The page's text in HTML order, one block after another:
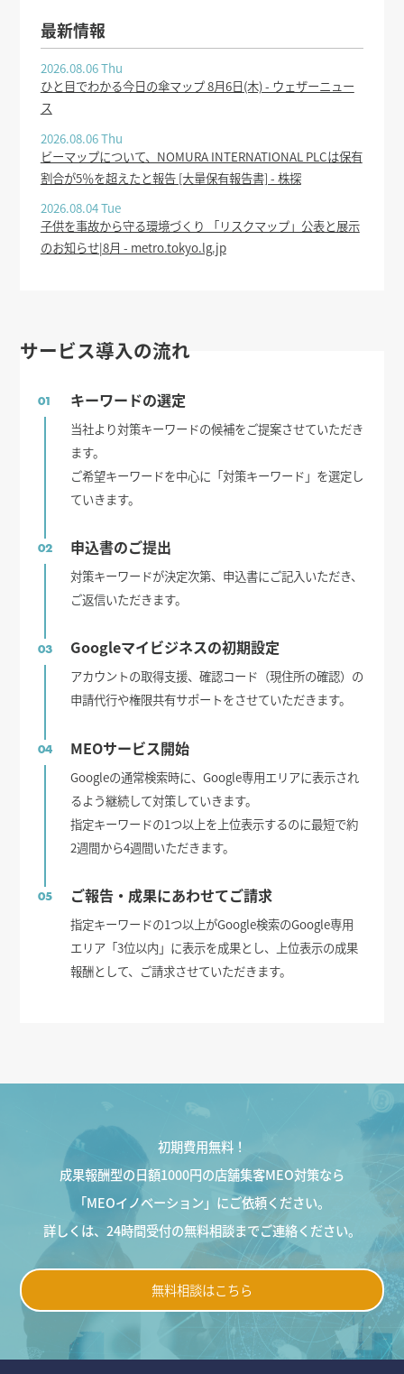
最新情報
2026.08.06 Thu
ひと目でわかる今日の傘マップ 8月6日(木) - ウェザーニュー
ス
2026.08.06 Thu
ビーマップについて、NOMURA INTERNATIONAL PLCは保有
割合が5％を超えたと報告 [大量保有報告書] - 株探
2026.08.04 Tue
子供を事故から守る環境づくり 「リスクマップ」公表と展示
のお知らせ|8月 - metro.tokyo.lg.jp
サービス導入の流れ
01 キーワードの選定
当社より対策キーワードの候補をご提案させていただき
ます。
ご希望キーワードを中心に「対策キーワード」を選定し
ていきます。
02 申込書のご提出
対策キーワードが決定次第、申込書にご記入いただき、
ご返信いただきます。
03 Googleマイビジネスの初期設定
アカウントの取得支援、確認コード（現住所の確認）の
申請代行や権限共有サポートをさせていただきます。
04 MEOサービス開始
Googleの通常検索時に、Google専用エリアに表示され
るよう継続して対策していきます。
指定キーワードの1つ以上を上位表示するのに最短で約
2週間から4週間いただきます。
05 ご報告・成果にあわせてご請求
指定キーワードの1つ以上がGoogle検索のGoogle専用
エリア「3位以内」に表示を成果とし、上位表示の成果
報酬として、ご請求させていただきます。
初期費用無料！
成果報酬型の日額1000円の店舗集客MEO対策なら
「MEOイノベーション」にご依頼ください。
詳しくは、24時間受付の無料相談までご連絡ください。
無料相談はこちら